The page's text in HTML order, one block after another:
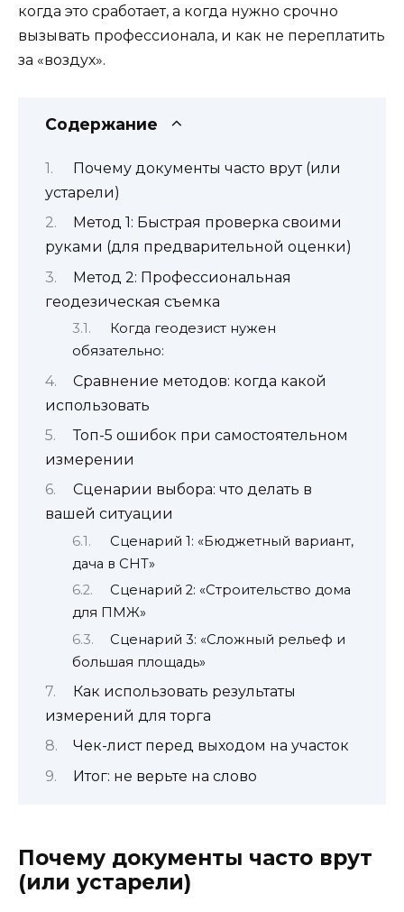
когда это сработает, а когда нужно срочно
вызывать профессионала, и как не переплатить
за «воздух».
Содержание
Почему документы часто врут (или
устарели)
Метод 1: Быстрая проверка своими
руками (для предварительной оценки)
Метод 2: Профессиональная
геодезическая съемка
Когда геодезист нужен
обязательно:
Сравнение методов: когда какой
использовать
Топ-5 ошибок при самостоятельном
измерении
Сценарии выбора: что делать в
вашей ситуации
Сценарий 1: «Бюджетный вариант,
дача в СНТ»
Сценарий 2: «Строительство дома
для ПМЖ»
Сценарий 3: «Сложный рельеф и
большая площадь»
Как использовать результаты
измерений для торга
Чек-лист перед выходом на участок
Итог: не верьте на слово
Почему документы часто врут
(или устарели)